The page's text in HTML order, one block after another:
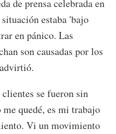
de prensa celebrada en
estaba 'bajo
en pánico. Las
son causadas por los
se fueron sin
quedé, es mi trabajo
Vi un movimiento